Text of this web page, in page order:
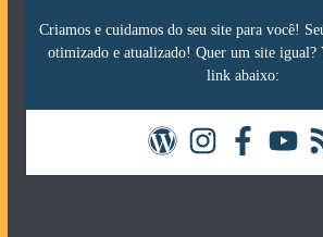
Criamos e cuidamos do seu site para você!
otimizado e atualizado! Quer um site igual?
link abaixo: